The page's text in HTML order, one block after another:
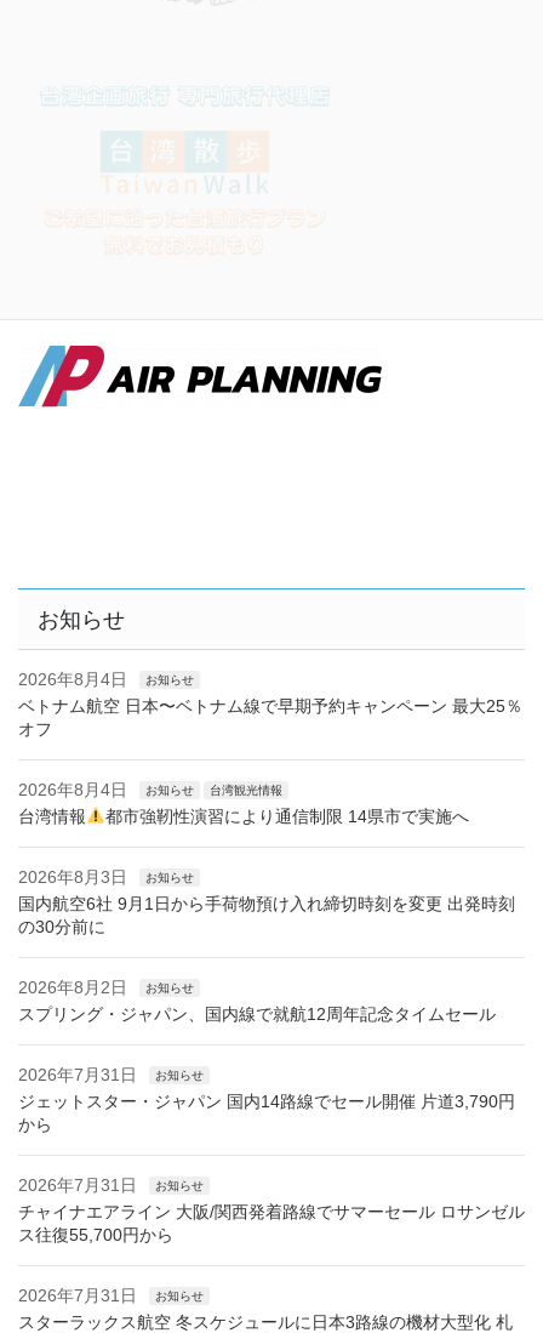
お知らせ
2026年8月4日 お知らせ
ベトナム航空 日本〜ベトナム線で早期予約キャンペーン 最大25％
オフ
2026年8月4日 お知らせ 台湾観光情報
台湾情報 都市強靭性演習により通信制限 14県市で実施へ
2026年8月3日 お知らせ
国内航空6社 9月1日から手荷物預け入れ締切時刻を変更 出発時刻
の30分前に
2026年8月2日 お知らせ
スプリング・ジャパン、国内線で就航12周年記念タイムセール
2026年7月31日 お知らせ
ジェットスター・ジャパン 国内14路線でセール開催 片道3,790円
から
2026年7月31日 お知らせ
チャイナエアライン 大阪/関西発着路線でサマーセール ロサンゼル
ス往復55,700円から
2026年7月31日 お知らせ
スターラックス航空 冬スケジュールに日本3路線の機材大型化 札